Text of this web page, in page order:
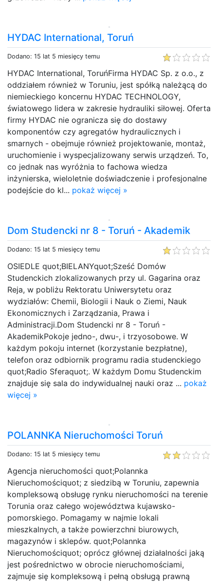
HYDAC International, Toruń
Dodano: 15 lat 5 miesięcy temu
HYDAC International, ToruńFirma HYDAC Sp. z o.o., z
oddziałem również w Toruniu, jest spółką należącą do
niemieckiego koncernu HYDAC TECHNOLOGY,
światowego lidera w zakresie hydrauliki siłowej. Oferta
firmy HYDAC nie ogranicza się do dostawy
komponentów czy agregatów hydraulicznych i
smarnych - obejmuje również projektowanie, montaż,
uruchomienie i wyspecjalizowany serwis urządzeń. To,
co jednak nas wyróżnia to fachowa wiedza
inżynierska, wieloletnie doświadczenie i profesjonalne
podejście do kl... pokaż więcej »
Dom Studencki nr 8 - Toruń - Akademik
Dodano: 15 lat 5 miesięcy temu
OSIEDLE quot;BIELANYquot;Sześć Domów
Studenckich zlokalizowanych przy ul. Gagarina oraz
Reja, w pobliżu Rektoratu Uniwersytetu oraz
wydziałów: Chemii, Biologii i Nauk o Ziemi, Nauk
Ekonomicznych i Zarządzania, Prawa i
Administracji.Dom Studencki nr 8 - Toruń -
AkademikPokoje jedno-, dwu-, i trzyosobowe. W
każdym pokoju internet (korzystanie bezpłatne),
telefon oraz odbiornik programu radia studenckiego
quot;Radio Sferaquot;. W każdym Domu Studenckim
znajduje się sala do indywidualnej nauki oraz ... pokaż
więcej »
POLANNKA Nieruchomości Toruń
Dodano: 15 lat 5 miesięcy temu
Agencja nieruchomości quot;Polannka
Nieruchomościquot; z siedzibą w Toruniu, zapewnia
kompleksową obsługę rynku nieruchomości na terenie
Torunia oraz całego województwa kujawsko-
pomorskiego. Pomagamy w najmie lokali
mieszkalnych, a także powierzchni biurowych,
magazynów i sklepów. quot;Polannka
Nieruchomościquot; oprócz głównej działalności jaką
jest pośrednictwo w obrocie nieruchomościami,
zajmuje się kompleksową i pełną obsługą prawną